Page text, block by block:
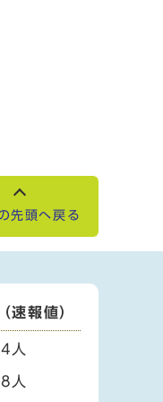
先頭へ戻る
速報値）
人
人